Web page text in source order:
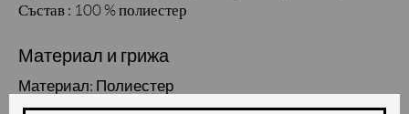
Състав : 100 % полиестер
Материал и грижа
Материал: Полиестер